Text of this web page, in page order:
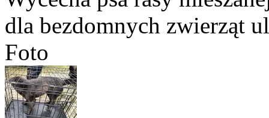
dla bezdomnych zwierząt
Foto